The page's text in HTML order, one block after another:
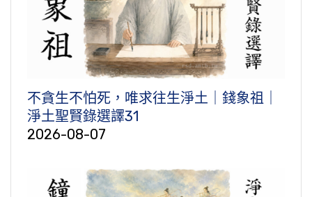
不貪生不怕死，唯求往生淨土｜錢象祖｜
淨土聖賢錄選譯31
2026-08-07